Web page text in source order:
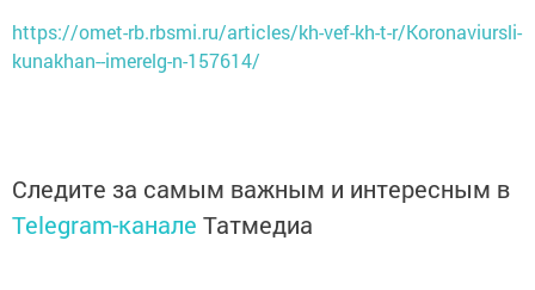
https://omet-rb.rbsmi.ru/articles/kh-vef-kh-t-r/Koronaviursli-
kunakhan--imerelg-n-157614/
Следите за самым важным и интересным в
Telegram-канале Татмедиа